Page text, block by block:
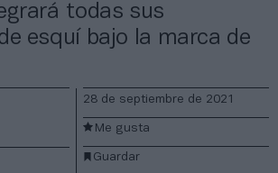
todas sus
esquí bajo la marca de
28 de septiembre de 2021
Guardar
Me gusta